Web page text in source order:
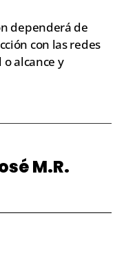
dependerá de
con las redes
alcance y
M.R.